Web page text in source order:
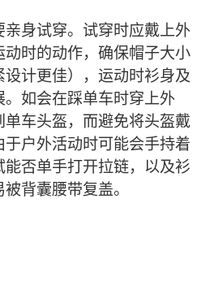
身试穿。试穿时应戴上外
时的动作，确保帽子大小
计更佳），运动时衫身及
如会在踩单车时穿上外
车头盔，而避免将头盔戴
户外活动时可能会手持着
否单手打开拉链，以及衫
背囊腰带复盖。